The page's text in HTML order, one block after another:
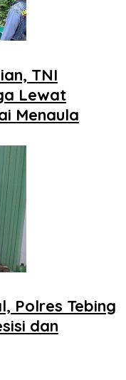
TNI
Lewat
Menaula
Polres Tebing
dan